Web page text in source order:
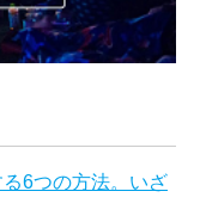
る6つの方法。いざ